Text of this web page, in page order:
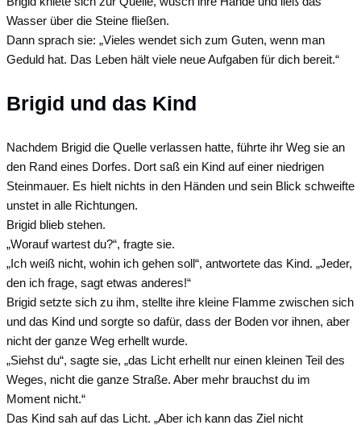
Wasser über die Steine fließen.
Dann sprach sie: „Vieles wendet sich zum Guten, wenn man
Geduld hat. Das Leben hält viele neue Aufgaben für dich bereit.“
Brigid und das Kind
Nachdem Brigid die Quelle verlassen hatte, führte ihr Weg sie an
den Rand eines Dorfes. Dort saß ein Kind auf einer niedrigen
Steinmauer. Es hielt nichts in den Händen und sein Blick schweifte
unstet in alle Richtungen.
Brigid blieb stehen.
„Worauf wartest du?“, fragte sie.
„Ich weiß nicht, wohin ich gehen soll“, antwortete das Kind. „Jeder,
den ich frage, sagt etwas anderes!“
Brigid setzte sich zu ihm, stellte ihre kleine Flamme zwischen sich
und das Kind und sorgte so dafür, dass der Boden vor ihnen, aber
nicht der ganze Weg erhellt wurde.
„Siehst du“, sagte sie, „das Licht erhellt nur einen kleinen Teil des
Weges, nicht die ganze Straße. Aber mehr brauchst du im
Moment nicht.“
Das Kind sah auf das Licht. „Aber ich kann das Ziel nicht